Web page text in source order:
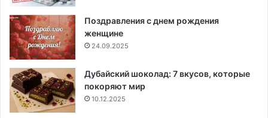
Поздравления с днем рождения
женщине
24.09.2025
Дубайский шоколад: 7 вкусов, которые
покоряют мир
10.12.2025